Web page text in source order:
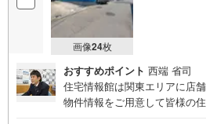
画像24枚
おすすめポイント 西端 省司
住宅情報館は関東エリアに店
物件情報をご用意して皆様の